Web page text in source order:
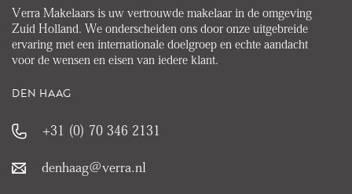
Verra Makelaars is uw vertrouwde makelaar in de omgeving
Zuid Holland. We onderscheiden ons door onze uitgebreide
ervaring met een internationale doelgroep en echte aandacht
voor de wensen en eisen van iedere klant.
DEN HAAG
+31 (0) 70 346 2131
denhaag@verra.nl